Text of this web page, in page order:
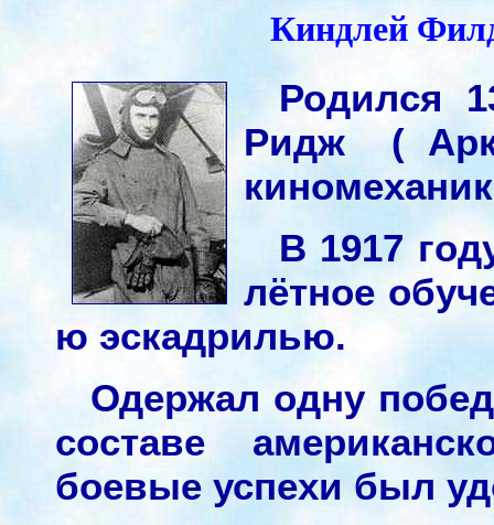
Киндлей
Родился
Ридж (
В 1917
лётное
ю эскадрилью.
Одержал одну
составе
боевые успехи был